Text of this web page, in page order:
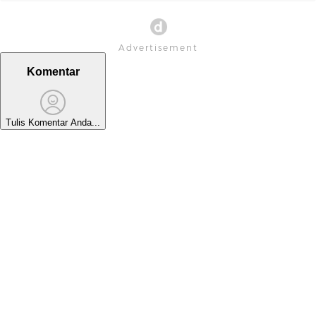
Komentar
Tulis Komentar Anda...